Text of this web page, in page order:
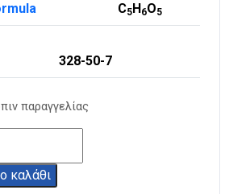
C5H6O5
328-50-7
παραγγελίας
καλάθι